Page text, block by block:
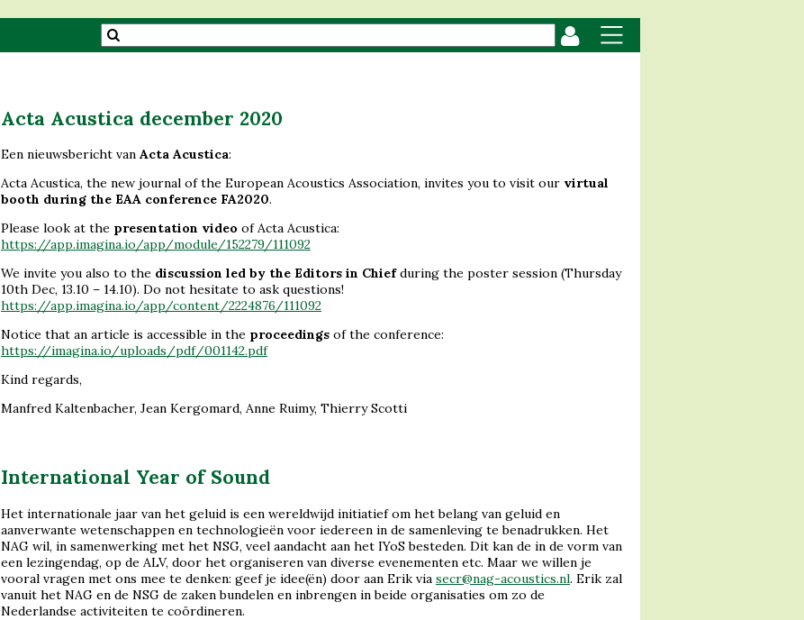
Acta Acustica december 2020
Een nieuwsbericht van Acta Acustica:
Acta Acustica, the new journal of the European Acoustics Association, invites you to visit our virtual
booth during the EAA conference FA2020.
Please look at the presentation video of Acta Acustica:
https://app.imagina.io/app/module/152279/111092
We invite you also to the discussion led by the Editors in Chiefduring the poster session (Thursday
10th Dec, 13.10 – 14.10). Do not hesitate to ask questions!
https://app.imagina.io/app/content/2224876/111092
Notice that an article is accessible in the proceedings of the conference:
https://imagina.io/uploads/pdf/001142.pdf
Kind regards,
Manfred Kaltenbacher, Jean Kergomard, Anne Ruimy, Thierry Scotti
International Year of Sound
Het internationale jaar van het geluid is een wereldwijd initiatief om het belang van geluid en
aanverwante wetenschappen en technologieën voor iedereen in de samenleving te benadrukken. Het
NAG wil, in samenwerking met het NSG, veel aandacht aan het IYoS besteden. Dit kan de in de vorm van
een lezingendag, op de ALV, door het organiseren van diverse evenementen etc. Maar we willen je
vooral vragen met ons mee te denken: geef je idee(ën) door aan Erik via secr@nag-acoustics.nl. Erik zal
vanuit het NAG en de NSG de zaken bundelen en inbrengen in beide organisaties om zo de
Nederlandse activiteiten te coördineren.